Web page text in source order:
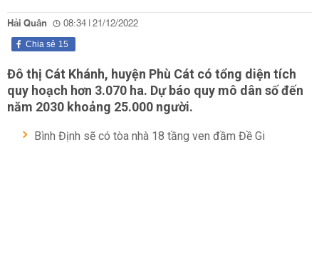
Hải Quân 08:34 | 21/12/2022
15
Chia sẻ
Đô thị Cát Khánh, huyện Phù Cát có tổng diện tích
quy hoạch hơn 3.070 ha. Dự báo quy mô dân số đến
năm 2030 khoảng 25.000 người.
Bình Định sẽ có tòa nhà 18 tầng ven đầm Đề Gi